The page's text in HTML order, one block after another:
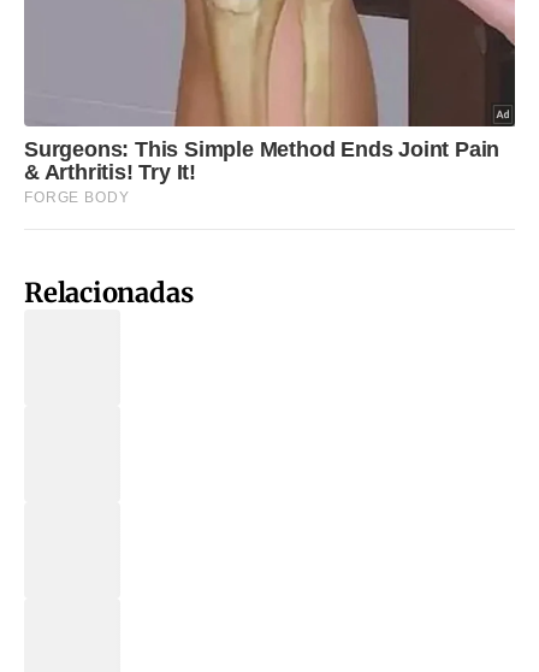
Relacionadas